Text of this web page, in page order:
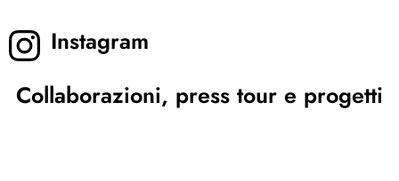
Instagram
Collaborazioni, press tour e progetti